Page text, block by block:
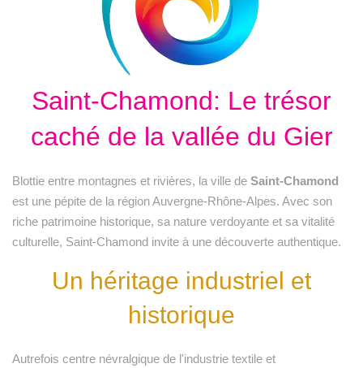
Saint-Chamond: Le trésor
caché de la vallée du Gier
Blottie entre montagnes et rivières, la ville de Saint-Chamond
est une pépite de la région Auvergne-Rhône-Alpes. Avec son
riche patrimoine historique, sa nature verdoyante et sa vitalité
culturelle, Saint-Chamond invite à une découverte authentique.
Un héritage industriel et
historique
Autrefois centre névralgique de l'industrie textile et